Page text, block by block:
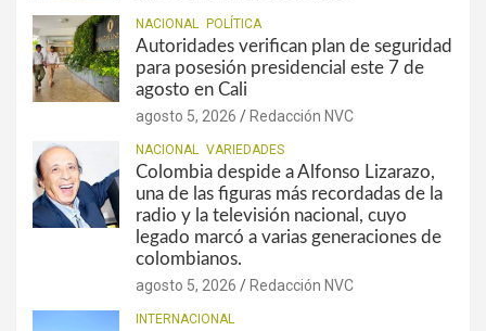
NACIONAL POLÍTICA
Autoridades verifican plan de seguridad
para posesión presidencial este 7 de
agosto en Cali
agosto 5, 2026 Redacción NVC
NACIONAL VARIEDADES
Colombia despide a Alfonso Lizarazo,
una de las figuras más recordadas de la
radio y la televisión nacional, cuyo
legado marcó a varias generaciones de
colombianos.
agosto 5, 2026 Redacción NVC
INTERNACIONAL